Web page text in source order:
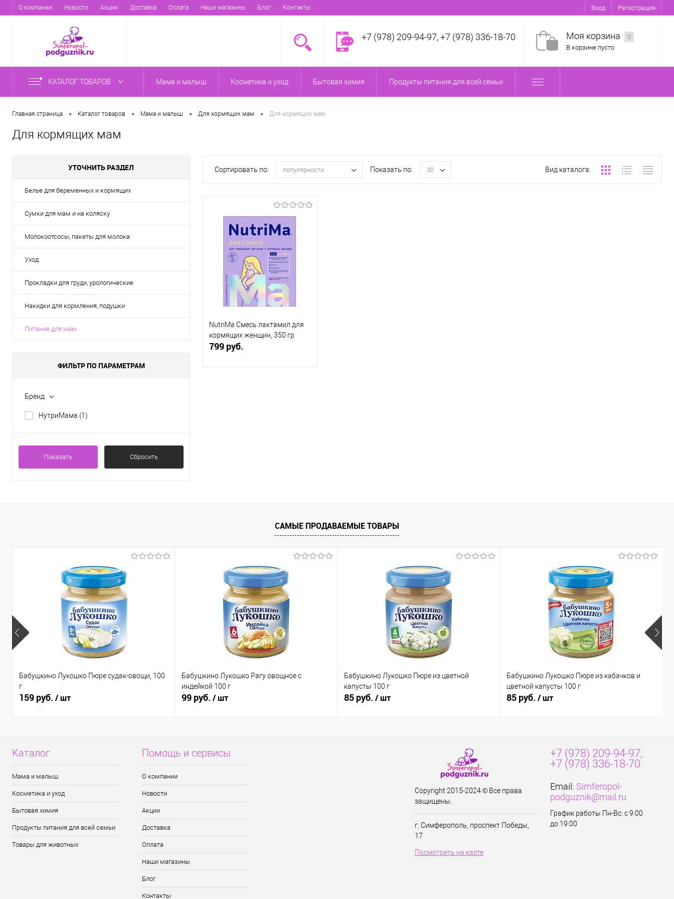
О компании Новости Акции Доставка Оплата Наши магазины Блог Контакты Вход Регистрация
+7 (978) 209-94-97, +7 (978) 336-18-70 Моя корзина
0
В корзине пусто
КАТАЛОГ ТОВАРОВ Мама и малыш Косметика и уход Бытовая химия Продукты питания для всей семьи
Главная страница • Каталог товаров • Мама и малыш • Для кормящих мам • Для кормящих мам
Для кормящих мам
УТОЧНИТЬ РАЗДЕЛ
Белье для беременных и кормящих
Сумки для мам и на коляску
Молокоотсосы, пакеты для молока
Уход
Прокладки для груди, урологические
Накидки для кормления, подушки
Питание для мам
ФИЛЬТР ПО ПАРАМЕТРАМ
Бренд
НутриМама (1)
Показать Сбросить
Сортировать по: популярности Показать по: 30 Вид каталога:
NutriMa Смесь лактамил для
кормящих женщин, 350 гр
799 руб.
САМЫЕ ПРОДАВАЕМЫЕ ТОВАРЫ
Бабушкино Лукошко Пюре судак-овощи, 100
г
159 руб. / шт
Бабушкино Лукошко Рагу овощное с
индейкой 100 г
99 руб. / шт
Бабушкино Лукошко Пюре из цветной
капусты 100 г
85 руб. / шт
Бабушкино Лукошко Пюре из кабачков и
цветной капусты 100 г
85 руб. / шт
Каталог
Мама и малыш
Косметика и уход
Бытовая химия
Продукты питания для всей семьи
Товары для животных
Помощь и сервисы
О компании
Новости
Акции
Доставка
Оплата
Наши магазины
Блог
Контакты
Copyright 2015-2024 © Все права
защищены.
г. Симферополь, проспект Победы,
17
Посмотреть на карте
+7 (978) 209-94-97,
+7 (978) 336-18-70
Email: Simferopol-
podguznik@mail.ru
График работы Пн-Вс: с 9:00
до 19:00